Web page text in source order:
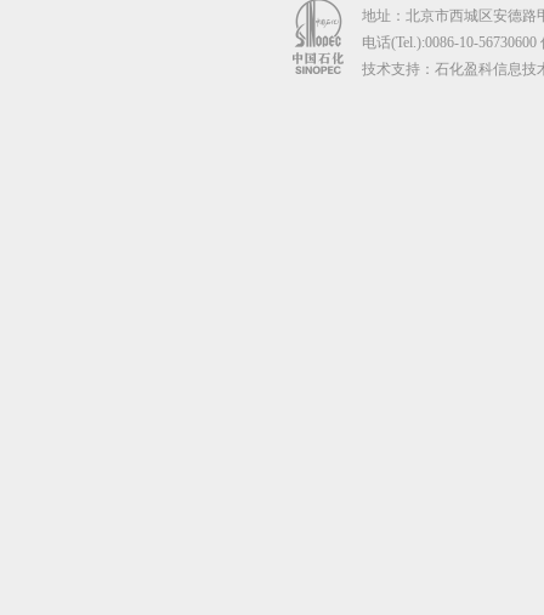
地址：北京市西城区安德路
电话(Tel.):0086-10-
技术支持：石化盈科信息技